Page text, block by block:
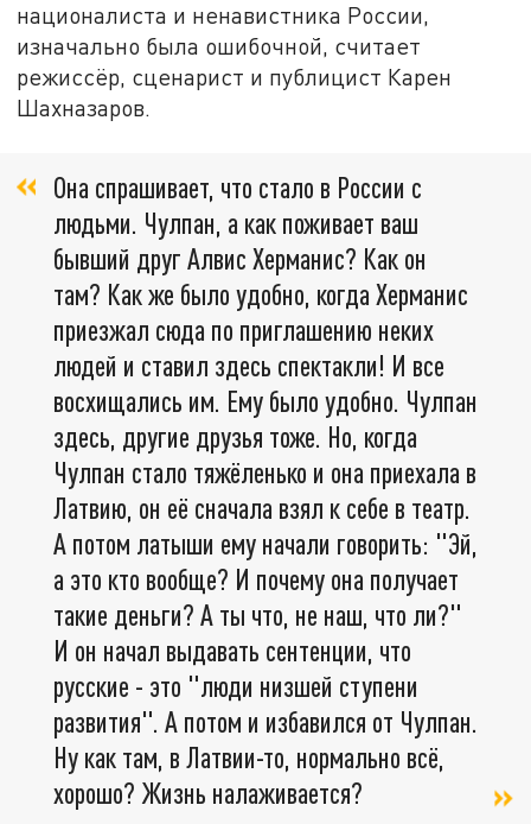
националиста и ненавистника России,
изначально была ошибочной, считает
режиссёр, сценарист и публицист Карен
Шахназаров.
Она спрашивает, что стало в России с
людьми. Чулпан, а как поживает ваш
бывший друг Алвис Херманис? Как он
там? Как же было удобно, когда Херманис
приезжал сюда по приглашению неких
людей и ставил здесь спектакли! И все
восхищались им. Ему было удобно. Чулпан
здесь, другие друзья тоже. Но, когда
Чулпан стало тяжёленько и она приехала в
Латвию, он её сначала взял к себе в театр.
А потом латыши ему начали говорить: "Эй,
а это кто вообще? И почему она получает
такие деньги? А ты что, не наш, что ли?"
И он начал выдавать сентенции, что
русские - это "люди низшей ступени
развития". А потом и избавился от Чулпан.
Ну как там, в Латвии-то, нормально всё,
хорошо? Жизнь налаживается?